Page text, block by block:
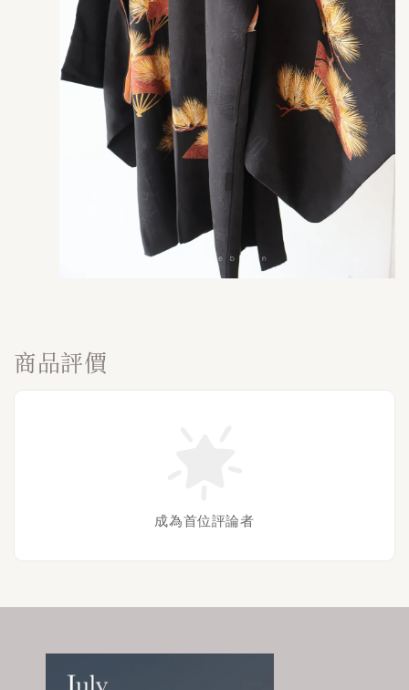
商品評價
成為首位評論者